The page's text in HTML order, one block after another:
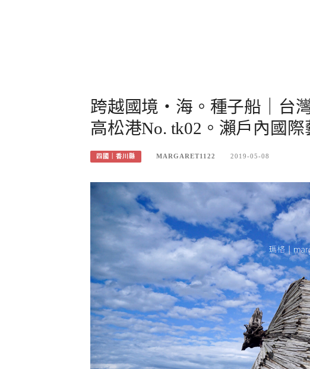
跨越國境・海。種子船｜台
高松港No. tk02。瀨戶內國際
四國｜香川縣 MARGARET1122 2019-05-08